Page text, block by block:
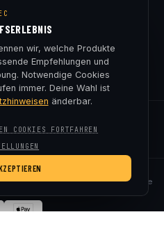
Impressum
Cookie-Einstellungen
330182m, LG Salzburg · Alle Preise
wir, welche Produkte
Empfehlungen und
Notwendige Cookies
immer. Deine Wahl ist
änderbar.
COOKIES FORTFAHREN